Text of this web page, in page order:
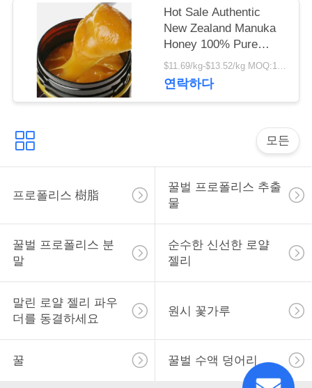
옴
를
요
구
하
십
시
오
Hot Sale Authentic
New Zealand Manuka
Honey 100% Pure
Natural Bee Product
Food Grade Fresh
Manuka Honey in
$11.69/kg-$13.52/kg MOQ:1000kg
연락하다
모든
프로폴리스 樹脂
꿀벌 프로폴리스 추출
물
꿀벌 프로폴리스 분
말
순수한 신선한 로얄
젤리
말린 로얄 젤리 파우
더를 동결하세요
원시 꽃가루
꿀 꿀벌 수액 덩어리